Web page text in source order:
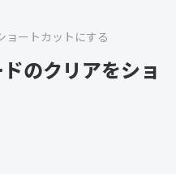
ョートカットにする
のクリアをショ